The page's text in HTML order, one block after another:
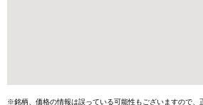
※銘柄、価格の情報は誤っている可能性もございますので、